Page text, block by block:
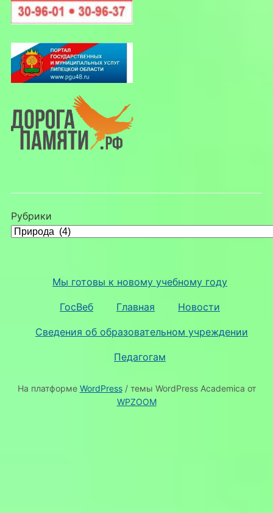
Рубрики
Мы готовы к новому учебному году
ГосВеб Главная Новости
Сведения об образовательном учреждении
Педагогам
На платформе WordPress/ темы WordPress Academica от
WPZOOM